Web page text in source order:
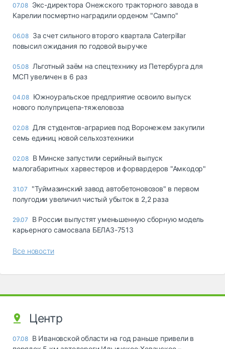
07.08 Экс-директора Онежского тракторного завода в
Карелии посмертно наградили орденом "Сампо"
06.08 За счет сильного второго квартала Caterpillar
повысил ожидания по годовой выручке
05.08 Льготный заём на спецтехнику из Петербурга для
МСП увеличен в 6 раз
04.08 Южноуральское предприятие освоило выпуск
нового полуприцепа-тяжеловоза
02.08 Для студентов-аграриев под Воронежем закупили
семь единиц новой сельхозтехники
02.08 В Минске запустили серийный выпуск
малогабаритных харвестеров и форвардеров "Амкодор"
31.07
"Туймазинский завод автобетоновозов" в первом
полугодии увеличил чистый убыток в 2,2 раза
29.07
В России выпустят уменьшенную сборную модель
карьерного самосвала БЕЛАЗ-7513
Все новости
Центр
07.08 В Ивановской области на год раньше привели в